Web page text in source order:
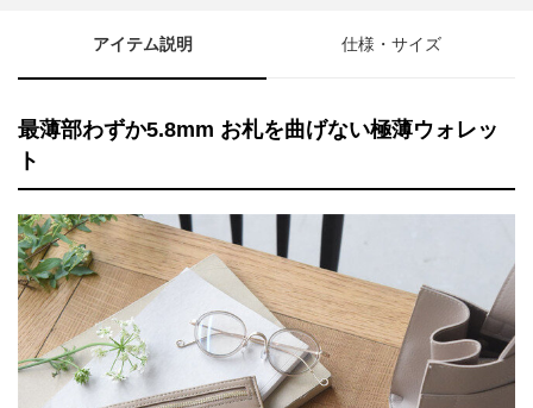
アイテム説明 仕様・サイズ
最薄部わずか5.8mm お札を曲げない極薄ウォレッ
ト